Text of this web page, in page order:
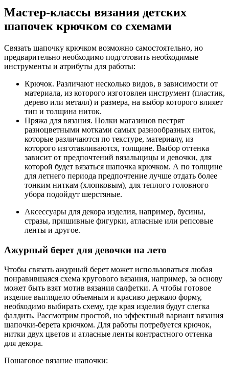
Мастер-классы вязания детских
шапочек крючком со схемами
Связать шапочку крючком возможно самостоятельно, но
предварительно необходимо подготовить необходимые
инструменты и атрибуты для работы:
Крючок. Различают несколько видов, в зависимости от
материала, из которого изготовлен инструмент (пластик,
дерево или металл) и размера, на выбор которого влияет
тип и толщина ниток.
Пряжа для вязания. Полки магазинов пестрят
разноцветными мотками самых разнообразных ниток,
которые различаются по текстуре, материалу, из
которого изготавливаются, толщине. Выбор оттенка
зависит от предпочтений вязальщицы и девочки, для
которой будет вязаться шапочка крючком. А по толщине
для летнего периода предпочтение лучше отдать более
тонким ниткам (хлопковым), для теплого головного
убора подойдут шерстяные.
Аксессуары для декора изделия, например, бусины,
стразы, пришивные фигурки, атласные или репсовые
ленты и другое.
Ажурный берет для девочки на лето
Чтобы связать ажурный берет может использоваться любая
понравившаяся схема кругового вязания, например, за основу
может быть взят мотив вязания салфетки. А чтобы готовое
изделие выглядело объемным и красиво держало форму,
необходимо выбирать схему, где края изделия будут слегка
фалдить. Рассмотрим простой, но эффектный вариант вязания
шапочки-берета крючком. Для работы потребуется крючок,
нитки двух цветов и атласные ленты контрастного оттенка
для декора.
Пошаговое вязание шапочки: